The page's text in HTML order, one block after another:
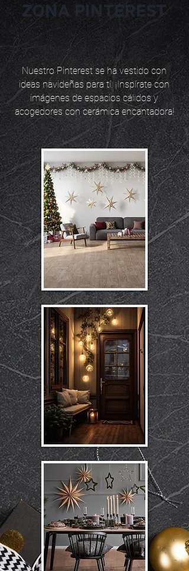
ZONA PINTEREST
Nuestro Pinterest se ha vestido con
ideas navideñas para tí. ¡Inspírate con
imágenes de espacios cálidos y
acogedores con cerámica encantadora!